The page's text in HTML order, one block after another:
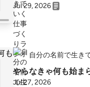
Jul 29, 2026
自分の名前で生き
やらなきゃ何も始ま
Jul 27, 2026